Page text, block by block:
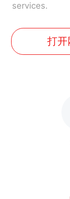
services.
打开